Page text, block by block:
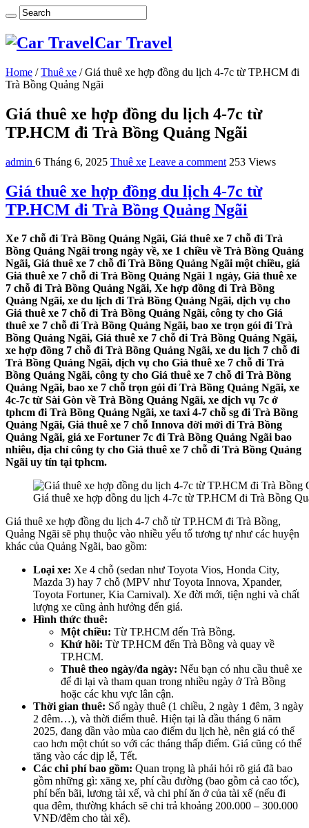
Car Travel
Home / Thuê xe / Giá thuê xe hợp đồng du lịch 4-7c từ TP.HCM đi
Trà Bồng Quảng Ngãi
Giá thuê xe hợp đồng du lịch 4-7c từ
TP.HCM đi Trà Bồng Quảng Ngãi
admin 6 Tháng 6, 2025 Thuê xe Leave a comment 253 Views
Giá thuê xe hợp đồng du lịch 4-7c từ
TP.HCM đi Trà Bồng Quảng Ngãi
Xe 7 chỗ đi Trà Bồng Quảng Ngãi, Giá thuê xe 7 chỗ đi Trà
Bồng Quảng Ngãi trong ngày về, xe 1 chiều về Trà Bồng Quảng
Ngãi, Giá thuê xe 7 chỗ đi Trà Bồng Quảng Ngãi một chiều, giá
Giá thuê xe 7 chỗ đi Trà Bồng Quảng Ngãi 1 ngày, Giá thuê xe
7 chỗ đi Trà Bồng Quảng Ngãi, Xe hợp đồng đi Trà Bồng
Quảng Ngãi, xe du lịch đi Trà Bồng Quảng Ngãi, dịch vụ cho
Giá thuê xe 7 chỗ đi Trà Bồng Quảng Ngãi, công ty cho Giá
thuê xe 7 chỗ đi Trà Bồng Quảng Ngãi, bao xe trọn gói đi Trà
Bồng Quảng Ngãi, Giá thuê xe 7 chỗ đi Trà Bồng Quảng Ngãi,
xe hợp đồng 7 chỗ đi Trà Bồng Quảng Ngãi, xe du lịch 7 chỗ đi
Trà Bồng Quảng Ngãi, dịch vụ cho Giá thuê xe 7 chỗ đi Trà
Bồng Quảng Ngãi, công ty cho Giá thuê xe 7 chỗ đi Trà Bồng
Quảng Ngãi, bao xe 7 chỗ trọn gói đi Trà Bồng Quảng Ngãi, xe
4c-7c từ Sài Gòn về Trà Bồng Quảng Ngãi, xe dịch vụ 7c ở
tphcm đi Trà Bồng Quảng Ngãi, xe taxi 4-7 chỗ sg đi Trà Bồng
Quảng Ngãi, Giá thuê xe 7 chỗ Innova đời mới đi Trà Bồng
Quảng Ngãi, giá xe Fortuner 7c đi Trà Bồng Quảng Ngãi bao
nhiêu, địa chỉ công ty cho Giá thuê xe 7 chỗ đi Trà Bồng Quảng
Ngãi uy tín tại tphcm.
Giá thuê xe hợp đồng du lịch 4-7c từ TP.HCM đi Trà Bồng
Giá thuê xe hợp đồng du lịch 4-7 chỗ từ TP.HCM đi Trà Bồng,
Quảng Ngãi sẽ phụ thuộc vào nhiều yếu tố tương tự như các huyện
khác của Quảng Ngãi, bao gồm:
Loại xe: Xe 4 chỗ (sedan như Toyota Vios, Honda City,
Mazda 3) hay 7 chỗ (MPV như Toyota Innova, Xpander,
Toyota Fortuner, Kia Carnival). Xe đời mới, tiện nghi và chất
lượng xe cũng ảnh hưởng đến giá.
Hình thức thuê:
Một chiều: Từ TP.HCM đến Trà Bồng.
Khứ hồi: Từ TP.HCM đến Trà Bồng và quay về
TP.HCM.
Thuê theo ngày/đa ngày: Nếu bạn có nhu cầu thuê xe
để đi lại và tham quan trong nhiều ngày ở Trà Bồng
hoặc các khu vực lân cận.
Thời gian thuê: Số ngày thuê (1 chiều, 2 ngày 1 đêm, 3 ngày
2 đêm…), và thời điểm thuê. Hiện tại là đầu tháng 6 năm
2025, đang dần vào mùa cao điểm du lịch hè, nên giá có thể
cao hơn một chút so với các tháng thấp điểm. Giá cũng có thể
tăng vào các dịp lễ, Tết.
Các chi phí bao gồm: Quan trọng là phải hỏi rõ giá đã bao
gồm những gì: xăng xe, phí cầu đường (bao gồm cả cao tốc),
phí bến bãi, lương tài xế, và chi phí ăn ở của tài xế (nếu đi
qua đêm, thường khách sẽ chi trả khoảng 200.000 – 300.000
VNĐ/đêm cho tài xế).